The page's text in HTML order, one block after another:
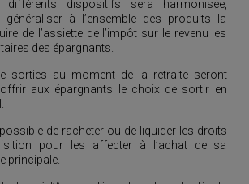
dispositifs sera harmonisée,
à l’ensemble des produits la
de l’assiette de l’impôt sur le revenu les
des épargnants.
sorties au moment de la retraite seront
aux épargnants le choix de sortir en
possible de racheter ou de liquider les droits
pour les affecter à l’achat de sa
principale.